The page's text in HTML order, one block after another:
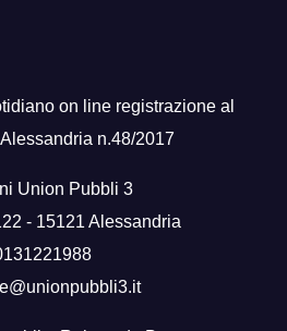
on line registrazione al
n.48/2017
Union Pubbli 3
- 15121 Alessandria